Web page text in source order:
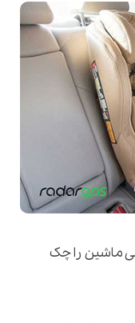
ماشین را چک